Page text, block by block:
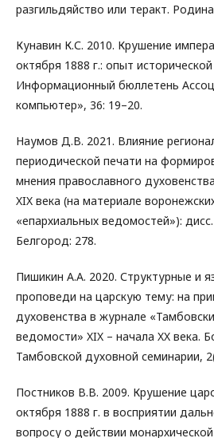
разгильдяйство или теракт.
Кунавин К.С. 2010. Крушение
октября 1888 г.: опыт
Информационный бюллетень
компьютер», 36: 19–20.
Наумов Д.В. 2021. Влияние
периодической печати на
мнения православного
XIX века (на материале
«епархиальных ведомостей»):
Белгород: 278.
Пишикин А.А. 2020. Структурные и
проповеди на царскую тему: на
духовенства в журнале
ведомости» XIX – начала XX века.
Тамбовской духовной семинарии,
Постников В.В. 2009. Крушение
октября 1888 г. в восприятии
вопросу о действии